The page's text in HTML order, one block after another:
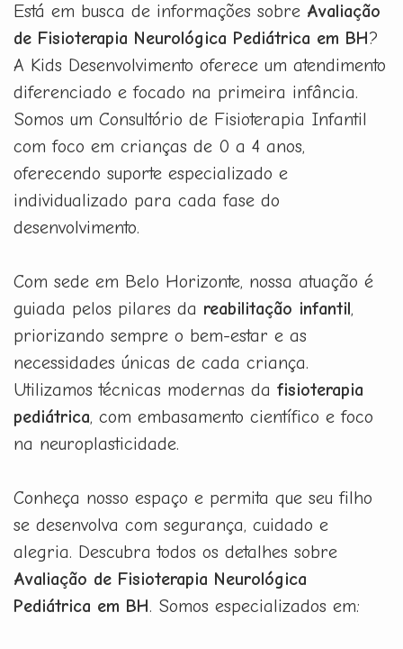
Está em busca de informações sobre Avaliação
de Fisioterapia Neurológica Pediátrica em BH?
A Kids Desenvolvimento oferece um atendimento
diferenciado e focado na primeira infância.
Somos um Consultório de Fisioterapia Infantil
com foco em crianças de 0 a 4 anos,
oferecendo suporte especializado e
individualizado para cada fase do
desenvolvimento.
Com sede em Belo Horizonte, nossa atuação é
guiada pelos pilares da reabilitação infantil,
priorizando sempre o bem-estar e as
necessidades únicas de cada criança.
Utilizamos técnicas modernas da fisioterapia
pediátrica, com embasamento científico e foco
na neuroplasticidade.
Conheça nosso espaço e permita que seu filho
se desenvolva com segurança, cuidado e
alegria. Descubra todos os detalhes sobre
Avaliação de Fisioterapia Neurológica
Pediátrica em BH. Somos especializados em: